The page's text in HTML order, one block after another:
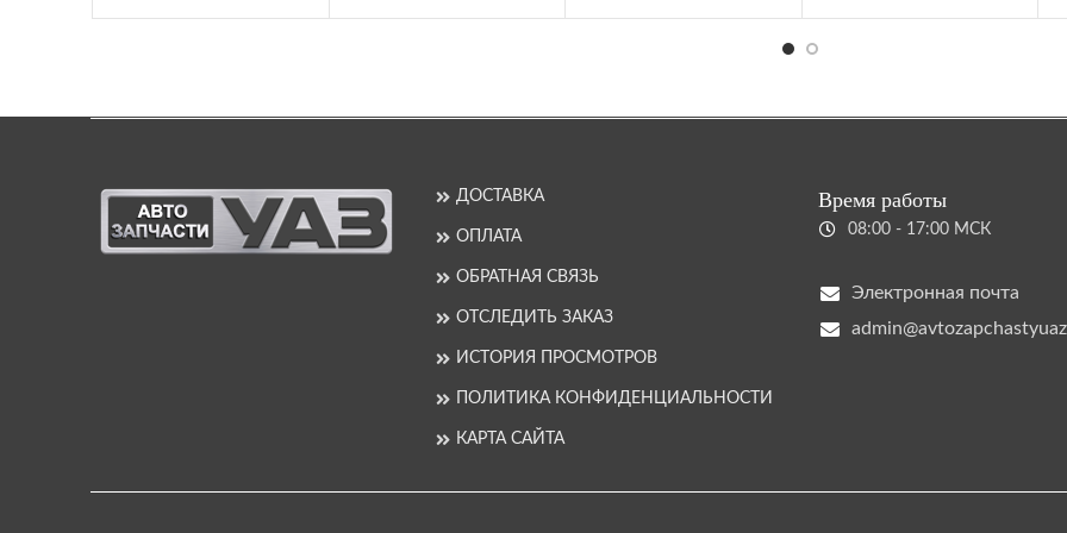
ДОСТАВКА
ОПЛАТА
ОБРАТНАЯ СВЯЗЬ
ОТСЛЕДИТЬ ЗАКАЗ
ИСТОРИЯ ПРОСМОТРОВ
ПОЛИТИКА КОНФИДЕНЦИАЛЬНОСТИ
КАРТА САЙТА
Время работы
08:00 - 17:00 МСК
Электронная почта